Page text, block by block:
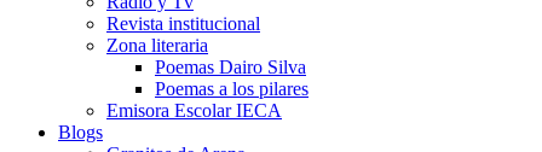
Revista institucional
Zona literaria
Poemas Dairo Silva
Poemas a los pilares
Emisora Escolar IECA
Blogs